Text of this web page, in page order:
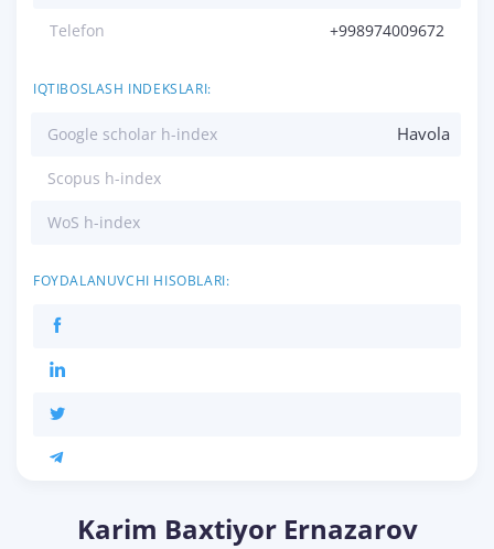
Telefon +998974009672
IQTIBOSLASH INDEKSLARI:
Google scholar h-index Havola
Scopus h-index
WoS h-index
FOYDALANUVCHI HISOBLARI:
Karim Baxtiyor Ernazarov